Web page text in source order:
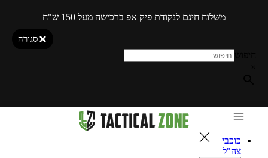
משלוח חינם לנקודת פיק אפ ברכישה מעל 150 ש"ח
סגירה
כוכבי
צה"ל